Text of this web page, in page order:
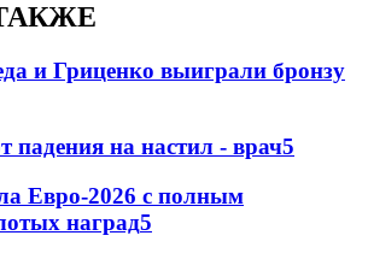
и Гриценко выиграли бронзу
падения на настил - врач5
Евро-2026 с полным
наград5